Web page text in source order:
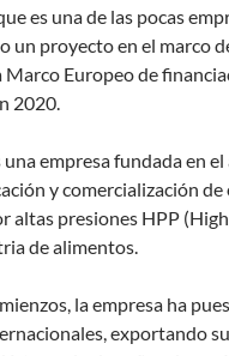
es una de las pocas
un proyecto en el marco
Marco Europeo de
2020.
empresa fundada en
y comercialización de
altas presiones HPP
de alimentos.
la empresa ha
exportando